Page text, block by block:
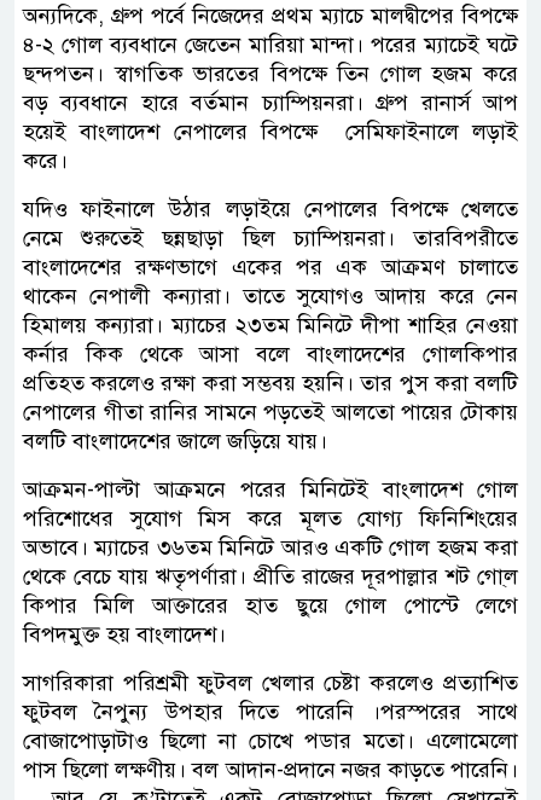
অন্যদিকে, গ্রুপ পর্বে নিজেদের প্রথম ম্যাচে মালদ্বীপের বিপক্ষে
৪-২ গোল ব্যবধানে জেতেন মারিয়া মান্দা। পরের ম্যাচেই ঘটে
ছন্দপতন। স্বাগতিক ভারতের বিপক্ষে তিন গোল হজম করে
বড় ব্যবধানে হারে বর্তমান চ্যাম্পিয়নরা। গ্রুপ রানার্স আপ
হয়েই বাংলাদেশ নেপালের বিপক্ষে সেমিফাইনালে লড়াই
করে।
যদিও ফাইনালে উঠার লড়াইয়ে নেপালের বিপক্ষে খেলতে
নেমে শুরুতেই ছন্নছাড়া ছিল চ্যাম্পিয়নরা। তারবিপরীতে
বাংলাদেশের রক্ষণভাগে একের পর এক আক্রমণ চালাতে
থাকেন নেপালী কন্যারা। তাতে সুযোগও আদায় করে নেন
হিমালয় কন্যারা। ম্যাচের ২৩তম মিনিটে দীপা শাহির নেওয়া
কর্নার কিক থেকে আসা বলে বাংলাদেশের গোলকিপার
প্রতিহত করলেও রক্ষা করা সম্ভবয় হয়নি। তার পুস করা বলটি
নেপালের গীতা রানির সামনে পড়তেই আলতো পায়ের টোকায়
বলটি বাংলাদেশের জালে জড়িয়ে যায়।
আক্রমন-পাল্টা আক্রমনে পরের মিনিটেই বাংলাদেশ গোল
পরিশোধের সুযোগ মিস করে মূলত যোগ্য ফিনিশিংয়ের
অভাবে। ম্যাচের ৩৬তম মিনিটে আরও একটি গোল হজম কর‍া
থেকে বেচে যায় ঋতৃপর্ণারা। প্রীতি রাজের দূরপাল্লার শট গো্ল
কিপার মিলি আক্তারের হাত ছুয়ে গোল পোস্টে লেগে
বিপদমুক্ত হয় বাংলাদেশ।
সাগরিকারা পরিশ্রমী ফুটবল খেলার চেষ্টা করলেও প্রত্যাশিত
ফুটবল নৈপুন্য উপহার দিতে পারেনি ।পরস্পরের সাথে
বোজাপোড়াটাও ছিলো না চোখে পডার মতো। এলোমেলো
পাস ছিলো লক্ষণীয়। বল আদান-প্রদানে নজর কাড়তে পারেনি।